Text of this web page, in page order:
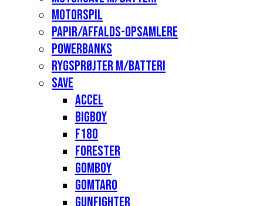
Motorspil
Papir/affalds-opsamlere
Powerbanks
Rygsprøjter m/batteri
Save
Accel
Bigboy
F180
Forester
Gomboy
Gomtaro
Gunfighter